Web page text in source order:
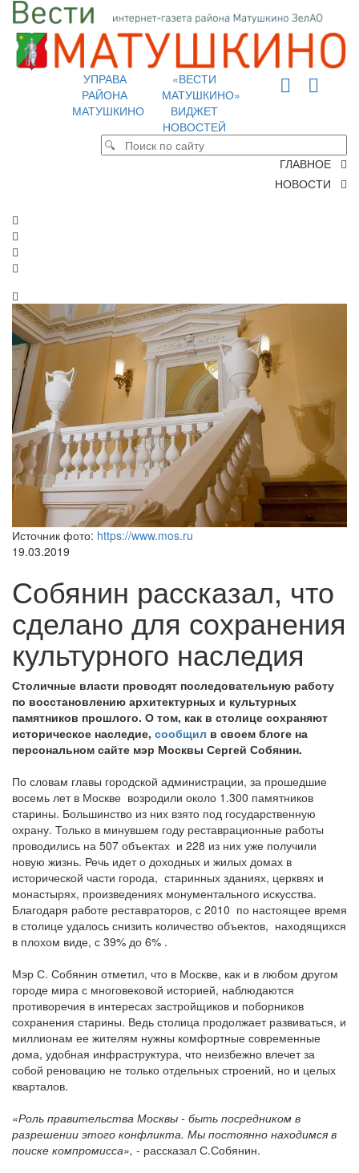
УПРАВА
РАЙОНА
МАТУШКИНО
«ВЕСТИ
МАТУШКИНО»
ВИДЖЕТ
НОВОСТЕЙ
ГЛАВНОЕ
НОВОСТИ
Источник фото: https://www.mos.ru
19.03.2019
Собянин рассказал, что
сделано для сохранения
культурного наследия
Столичные власти проводят последовательную работу
по восстановлению архитектурных и культурных
памятников прошлого. О том, как в столице сохраняют
историческое наследие, сообщил в своем блоге на
персональном сайте мэр Москвы Сергей Собянин.
По словам главы городской администрации, за прошедшие
восемь лет в Москве возродили около 1.300 памятников
старины. Большинство из них взято под государственную
охрану. Только в минувшем году реставрационные работы
проводились на 507 объектах и 228 из них уже получили
новую жизнь. Речь идет о доходных и жилых домах в
исторической части города, старинных зданиях, церквях и
монастырях, произведениях монументального искусства.
Благодаря работе реставраторов, с 2010 по настоящее время
в столице удалось снизить количество объектов, находящихся
в плохом виде, с 39% до 6% .
Мэр С. Собянин отметил, что в Москве, как и в любом другом
городе мира с многовековой историей, наблюдаются
противоречия в интересах застройщиков и поборников
сохранения старины. Ведь столица продолжает развиваться, и
миллионам ее жителям нужны комфортные современные
дома, удобная инфраструктура, что неизбежно влечет за
собой реновацию не только отдельных строений, но и целых
кварталов.
«Роль правительства Москвы - быть посредником в
разрешении этого конфликта. Мы постоянно находимся в
поиске компромисса», - рассказал С.Собянин.